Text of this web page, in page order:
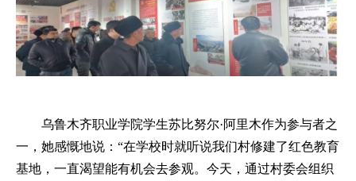
乌鲁木齐职业学院学生苏比努尔·阿里木作为参与者之
一，她感慨地说：“在学校时就听说我们村修建了红色教育
基地，一直渴望能有机会去参观。今天，通过村委会组织